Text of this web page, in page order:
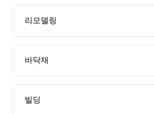
리모델링
바닥재
빌딩